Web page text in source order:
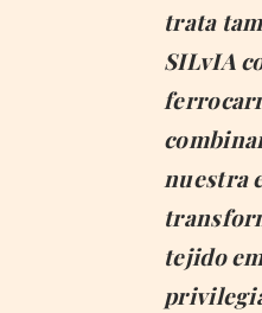
trata
SILvIA
nuestra
tejido